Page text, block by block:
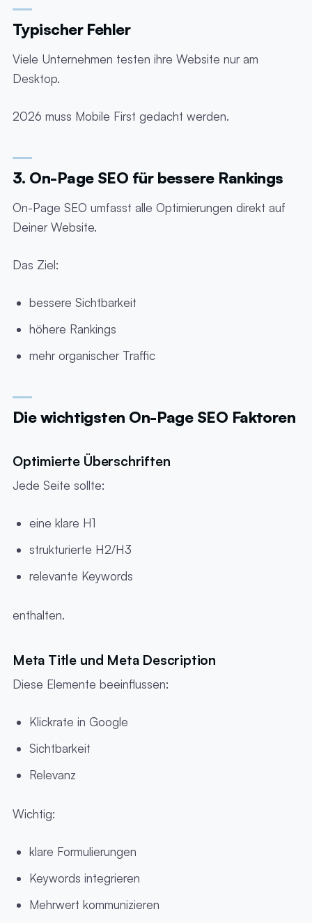
Typischer Fehler
Viele Unternehmen testen ihre Website nur am
Desktop.
2026 muss Mobile First gedacht werden.
3. On-Page SEO für bessere Rankings
On-Page SEO umfasst alle Optimierungen direkt auf
Deiner Website.
Das Ziel:
bessere Sichtbarkeit
höhere Rankings
mehr organischer Traffic
Die wichtigsten On-Page SEO Faktoren
Optimierte Überschriften
Jede Seite sollte:
eine klare H1
strukturierte H2/H3
relevante Keywords
enthalten.
Meta Title und Meta Description
Diese Elemente beeinflussen:
Klickrate in Google
Sichtbarkeit
Relevanz
Wichtig:
klare Formulierungen
Keywords integrieren
Mehrwert kommunizieren